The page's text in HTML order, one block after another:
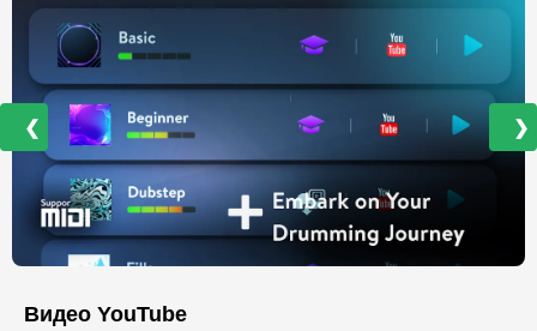
❮ ❯
Видео YouTube